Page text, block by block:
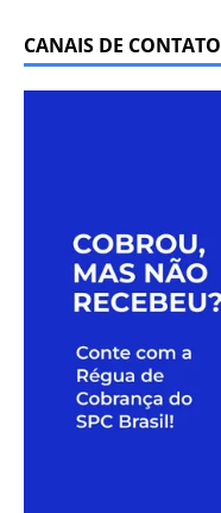
CANAIS DE CONTATO